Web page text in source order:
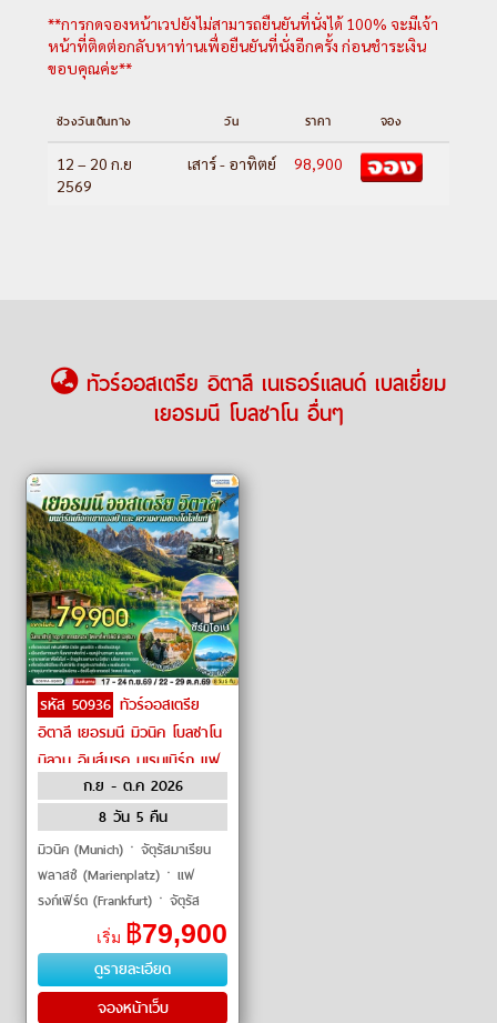
ลป์ดิซุสเซ่-ทะเลสาบคาเรซซา-เวโรน่า-โรง
ละครโรมันกลางแจ้ง-เบรสเซีย
Day 8 :เบรสเซีย-สนามบินมาร์เพนซา
---อ่านรายละเอียดเพิ่มเติม---
**การกดจองหน้าเวปยังไม่สามารถยืนยันที่นั่งได้ 100% จะมีเจ้า
หน้าที่ติดต่อกลับหาท่านเพื่อยืนยันที่นั่งอีกครั้ง ก่อนชำระเงิน
ขอบคุณค่ะ**
ช่วงวันเดินทาง วัน ราคา จอง
12 – 20 ก.ย
2569
เสาร์ - อาทิตย์ 98,900
ทัวร์ออสเตรีย อิตาลี เนเธอร์แลนด์ เบลเยี่ยม
เยอรมนี โบลซาโน อื่นๆ
รหัส 50936 ทัวร์ออสเตรีย
อิตาลี เยอรมนี มิวนิค โบลซาโน
มิลาน อินส์บรุค นูเรมเบิร์ก แฟ
รงก์เฟิร์ต by Singapore
ก.ย - ต.ค 2026
8 วัน 5 คืน
มิวนิค (Munich)ㆍจัตุรัสมาเรียน
พลาสซ์ (Marienplatz)ㆍแฟ
รงก์เฟิร์ต (Frankfurt)ㆍจัตุรัส
โรเมอร์ (Römerberg)ㆍนูเรมเบิร์ก
(Nuremberg)ㆍเขตเมืองเก่า
เริ่ม ฿79,900
ดูรายละเอียด
จองหน้าเว็บ